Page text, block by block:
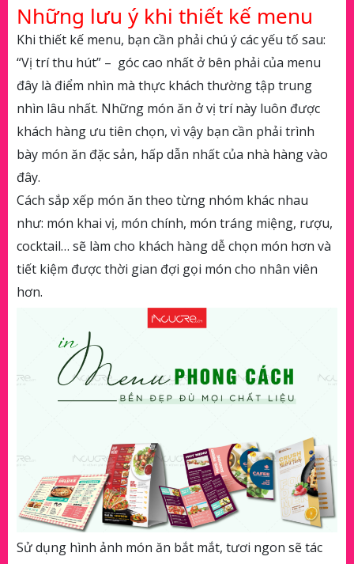
Những lưu ý khi thiết kế menu
Khi thiết kế menu, bạn cần phải chú ý các yếu tố sau:
“Vị trí thu hút” – góc cao nhất ở bên phải của menu
đây là điểm nhìn mà thực khách thường tập trung
nhìn lâu nhất. Những món ăn ở vị trí này luôn được
khách hàng ưu tiên chọn, vì vậy bạn cần phải trình
bày món ăn đặc sản, hấp dẫn nhất của nhà hàng vào
đây.
Cách sắp xếp món ăn theo từng nhóm khác nhau
như: món khai vị, món chính, món tráng miệng, rượu,
cocktail… sẽ làm cho khách hàng dễ chọn món hơn và
tiết kiệm được thời gian đợi gọi món cho nhân viên
hơn.
Sử dụng hình ảnh món ăn bắt mắt, tươi ngon sẽ tác